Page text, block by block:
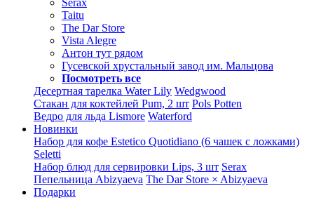
Serax
Taitu
The Dar Store
Vista Alegre
Антон тут рядом
Гусевской хрустальный завод им. Мальцова
Посмотреть все
Десертная тарелка Water Lily Wedgwood
Стакан для коктейлей Pum, 2 шт Pols Potten
Ведро для льда Lismore Waterford
Новинки
Набор для кофе Estetico Quotidiano (6 чашек с ложками)
Seletti
Набор блюд для сервировки Lips, 3 шт Serax
Пепельница Abizyaeva The Dar Store × Abizyaeva
Подарки